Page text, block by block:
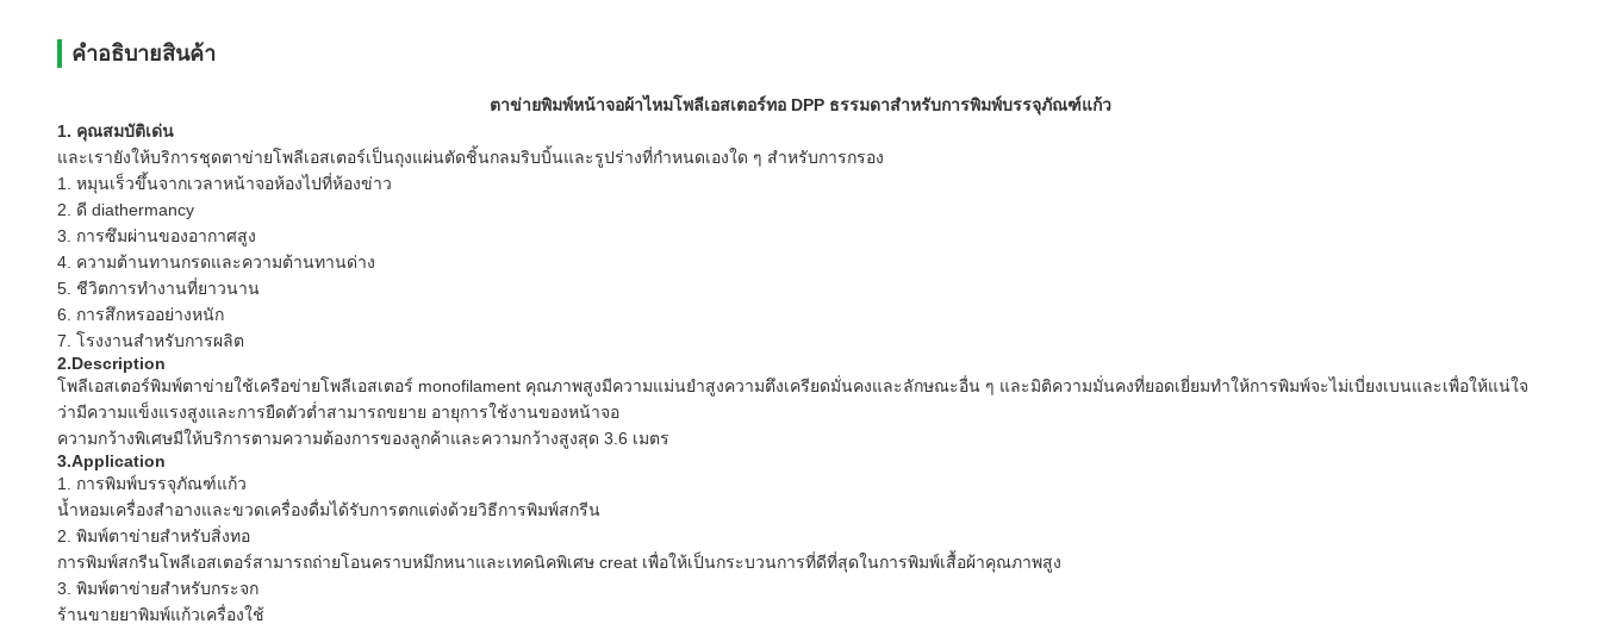
คําอธิบายสินค้า
ตาข่ายพิมพ์หน้าจอผ้าไหมโพลีเอสเตอร์ทอ DPP ธรรมดาสำหรับการพิมพ์บรรจุภัณฑ์แก้ว
1. คุณสมบัติเด่น
และเรายังให้บริการชุดตาข่ายโพลีเอสเตอร์เป็นถุงแผ่นตัดชิ้นกลมริบบิ้นและรูปร่างที่กำหนดเองใด ๆ สำหรับการกรอง
1. หมุนเร็วขึ้นจากเวลาหน้าจอห้องไปที่ห้องข่าว
2. ดี diathermancy
3. การซึมผ่านของอากาศสูง
4. ความต้านทานกรดและความต้านทานด่าง
5. ชีวิตการทำงานที่ยาวนาน
6. การสึกหรออย่างหนัก
7. โรงงานสำหรับการผลิต
2.Description
โพลีเอสเตอร์พิมพ์ตาข่ายใช้เครือข่ายโพลีเอสเตอร์ monofilament คุณภาพสูงมีความแม่นยำสูงความตึงเครียดมั่นคงและลักษณะอื่น ๆ และมิติความมั่นคงที่ยอดเยี่ยมทำให้การพิมพ์จะไม่เบี่ยงเบนและเพื่อให้แน่ใจ
ว่ามีความแข็งแรงสูงและการยืดตัวต่ำสามารถขยาย อายุการใช้งานของหน้าจอ
ความกว้างพิเศษมีให้บริการตามความต้องการของลูกค้าและความกว้างสูงสุด 3.6 เมตร
3.Application
1. การพิมพ์บรรจุภัณฑ์แก้ว
น้ำหอมเครื่องสำอางและขวดเครื่องดื่มได้รับการตกแต่งด้วยวิธีการพิมพ์สกรีน
2. พิมพ์ตาข่ายสำหรับสิ่งทอ
การพิมพ์สกรีนโพลีเอสเตอร์สามารถถ่ายโอนคราบหมึกหนาและเทคนิคพิเศษ creat เพื่อให้เป็นกระบวนการที่ดีที่สุดในการพิมพ์เสื้อผ้าคุณภาพสูง
3. พิมพ์ตาข่ายสำหรับกระจก
ร้านขายยาพิมพ์แก้วเครื่องใช้